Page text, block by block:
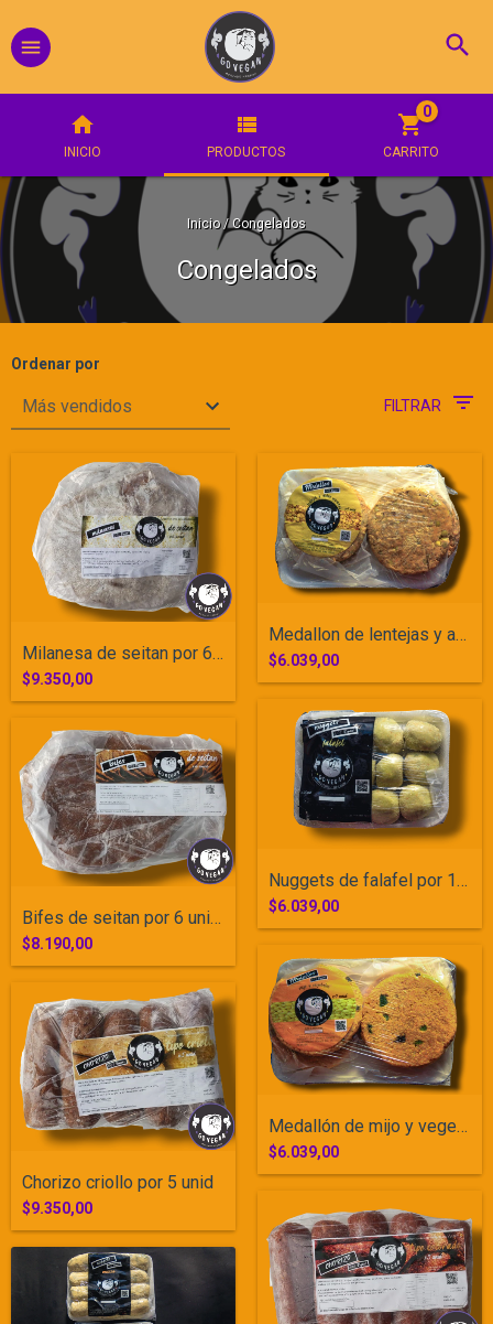
INICIO PRODUCTOS CARRITO
0
Inicio / Congelados
Congelados
Ordenar por
FILTRAR
Milanesa de seitan por 6 unidades
$9.350,00
Medallon de lentejas y arroz yamani por...
$6.039,00
Bifes de seitan por 6 unidades
$8.190,00
Nuggets de falafel por 12 unidades
$6.039,00
Chorizo criollo por 5 unid
$9.350,00
Medallón de mijo y vegetales por 4 unida...
$6.039,00